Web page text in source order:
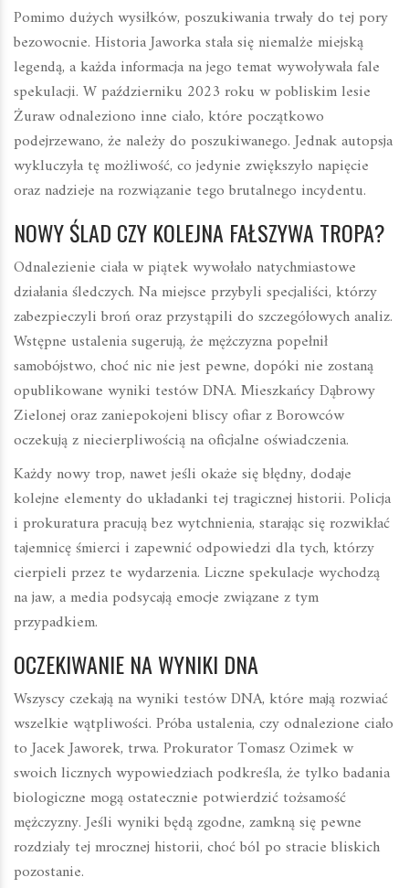
Pomimo dużych wysiłków, poszukiwania trwały do tej pory
bezowocnie. Historia Jaworka stała się niemalże miejską
legendą, a każda informacja na jego temat wywoływała fale
spekulacji. W październiku 2023 roku w pobliskim lesie
Żuraw odnaleziono inne ciało, które początkowo
podejrzewano, że należy do poszukiwanego. Jednak autopsja
wykluczyła tę możliwość, co jedynie zwiększyło napięcie
oraz nadzieje na rozwiązanie tego brutalnego incydentu.
NOWY ŚLAD CZY KOLEJNA FAŁSZYWA TROPA?
Odnalezienie ciała w piątek wywołało natychmiastowe
działania śledczych. Na miejsce przybyli specjaliści, którzy
zabezpieczyli broń oraz przystąpili do szczegółowych analiz.
Wstępne ustalenia sugerują, że mężczyzna popełnił
samobójstwo, choć nic nie jest pewne, dopóki nie zostaną
opublikowane wyniki testów DNA. Mieszkańcy Dąbrowy
Zielonej oraz zaniepokojeni bliscy ofiar z Borowców
oczekują z niecierpliwością na oficjalne oświadczenia.
Każdy nowy trop, nawet jeśli okaże się błędny, dodaje
kolejne elementy do układanki tej tragicznej historii. Policja
i prokuratura pracują bez wytchnienia, starając się rozwikłać
tajemnicę śmierci i zapewnić odpowiedzi dla tych, którzy
cierpieli przez te wydarzenia. Liczne spekulacje wychodzą
na jaw, a media podsycają emocje związane z tym
przypadkiem.
OCZEKIWANIE NA WYNIKI DNA
Wszyscy czekają na wyniki testów DNA, które mają rozwiać
wszelkie wątpliwości. Próba ustalenia, czy odnalezione ciało
to Jacek Jaworek, trwa. Prokurator Tomasz Ozimek w
swoich licznych wypowiedziach podkreśla, że tylko badania
biologiczne mogą ostatecznie potwierdzić tożsamość
mężczyzny. Jeśli wyniki będą zgodne, zamkną się pewne
rozdziały tej mrocznej historii, choć ból po stracie bliskich
pozostanie.